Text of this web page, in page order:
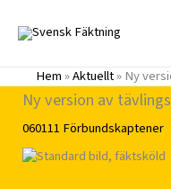
innehåll
Hem»Aktuellt»Ny
Ny version av
060111 Förbundskaptener